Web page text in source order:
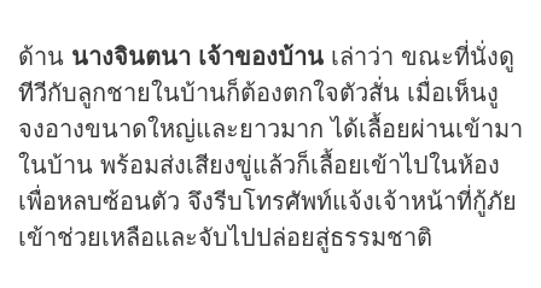
ด้าน นางจินตนา เจ้าของบ้าน เล่าว่า ขณะที่นั่งดู
ทีวีกับลูกชายในบ้านก็ต้องตกใจตัวสั่น เมื่อเห็นงู
จงอางขนาดใหญ่และยาวมาก ได้เลื้อยผ่านเข้ามา
ในบ้าน พร้อมส่งเสียงขู่แล้วก็เลื้อยเข้าไปในห้อง
เพื่อหลบซ้อนตัว จึงรีบโทรศัพท์แจ้งเจ้าหน้าที่กู้ภัย
เข้าช่วยเหลือและจับไปปล่อยสู่ธรรมชาติ